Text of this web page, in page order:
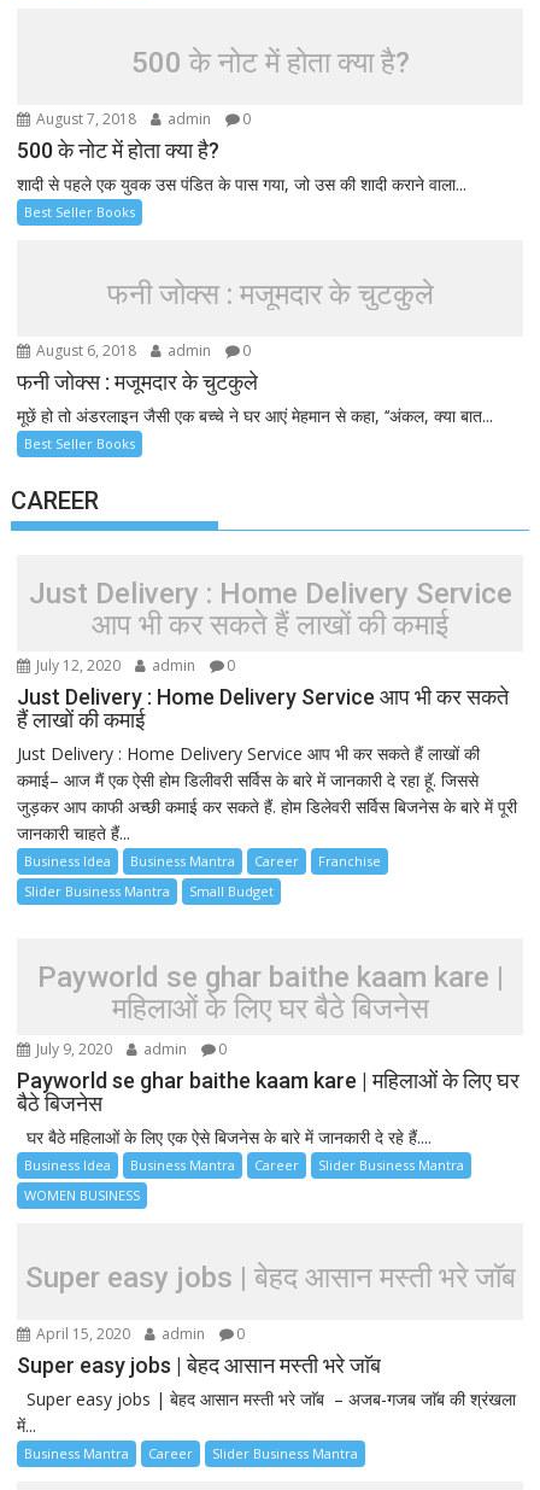
500 के नोट में होता क्या है?
August 7, 2018 admin 0
500 के नोट में होता क्या है?
शादी से पहले एक युवक उस पंडित के पास गया, जो उस की शादी कराने वाला...
Best Seller Books
फनी जोक्स : मजूमदार के चुटकुले
August 6, 2018 admin 0
फनी जोक्स : मजूमदार के चुटकुले
मूछें हो तो अंडरलाइन जैसी एक बच्चे ने घर आएं मेहमान से कहा, ‘‘अंकल, क्या बात...
Best Seller Books
CAREER
Just Delivery : Home Delivery Service
आप भी कर सकते हैं लाखों की कमाई
July 12, 2020 admin 0
Just Delivery : Home Delivery Service आप भी कर सकते
हैं लाखों की कमाई
Just Delivery : Home Delivery Service आप भी कर सकते हैं लाखों की
कमाई– आज मैं एक ऐसी होम डिलीवरी सर्विस के बारे में जानकारी दे रहा हूॅ. जिससे
जुड़कर आप काफी अच्छी कमाई कर सकते हैं. होम डिलेवरी सर्विस बिजनेस के बारे में पूरी
जानकारी चाहते हैं...
Business Idea Business Mantra Career
Franchise
Slider Business Mantra
Small Budget
Payworld se ghar baithe kaam kare |
महिलाओं के लिए घर बैठे बिजनेस
July 9, 2020 admin 0
Payworld se ghar baithe kaam kare | महिलाओं के लिए घर
बैठे बिजनेस
घर बैठे महिलाओं के लिए एक ऐसे बिजनेस के बारे में जानकारी दे रहे हैं....
Business Idea Business Mantra Career
Slider Business Mantra
WOMEN BUSINESS
Super easy jobs | बेहद आसान मस्ती भरे जाॅब
April 15, 2020 admin 0
Super easy jobs | बेहद आसान मस्ती भरे जाॅब
Super easy jobs | बेहद आसान मस्ती भरे जाॅब – अजब-गजब जाॅब की श्रंखला
में...
Business Mantra Career Slider Business Mantra